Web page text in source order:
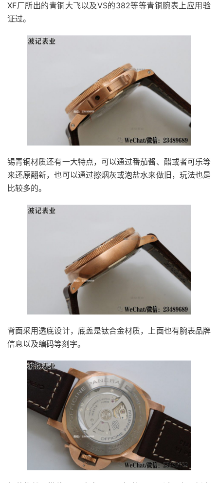
XF厂所出的青铜大飞以及VS的382等等青铜腕表上应用验
证过。
锡青铜材质还有一大特点，可以通过番茄酱、醋或者可乐等
来还原翻新，也可以通过擦烟灰或泡盐水来做旧，玩法也是
比较多的。
背面采用透底设计，底盖是钛合金材质，上面也有腕表品牌
信息以及编码等刻字。